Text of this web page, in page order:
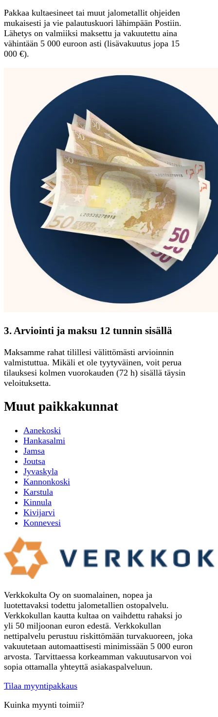
Pakkaa kultaesineet tai muut jalometallit ohjeiden
mukaisesti ja vie palautuskuori lähimpään Postiin.
Lähetys on valmiiksi maksettu ja vakuutettu aina
vähintään 5 000 euroon asti (lisävakuutus jopa 15
000 €).
3. Arviointi ja maksu 12 tunnin sisällä
Maksamme rahat tilillesi välittömästi arvioinnin
valmistuttua. Mikäli et ole tyytyväinen, voit perua
tilauksesi kolmen vuorokauden (72 h) sisällä täysin
veloituksetta.
Muut paikkakunnat
Aanekoski
Hankasalmi
Jamsa
Joutsa
Jyvaskyla
Kannonkoski
Karstula
Kinnula
Kivijarvi
Konnevesi
Verkkokulta Oy on suomalainen, nopea ja
luotettavaksi todettu jalometallien ostopalvelu.
Verkkokullan kautta kultaa on vaihdettu rahaksi jo
yli 50 miljoonan euron edestä. Verkkokullan
nettipalvelu perustuu riskittömään turvakuoreen, joka
vakuutetaan automaattisesti minimissään 5 000 euron
arvosta. Tarvittaessa korkeamman vakuutusarvon voi
sopia ottamalla yhteyttä asiakaspalveluun.
Tilaa myyntipakkaus
Kuinka myynti toimii?